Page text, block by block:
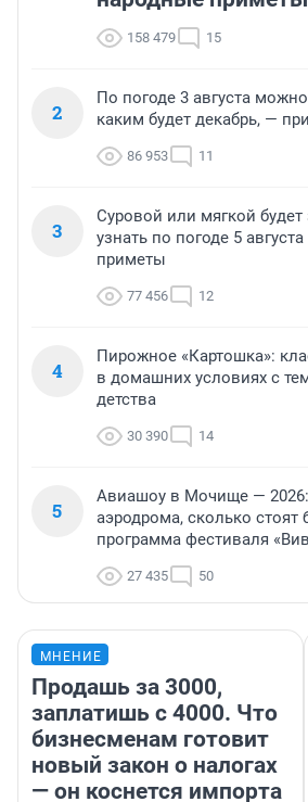
158 479 15
2
По погоде 3 августа
каким будет декабрь, —
86 953 11
3
Суровой или мягкой
узнать по погоде 5
приметы
77 456 12
4
Пирожное «Картошка»:
в домашних условиях с
детства
30 390 14
5
Авиашоу в Мочище — 2026:
аэродрома, сколько стоят
программа фестиваля
27 435 50
МНЕНИЕ
Продашь за 3000,
заплатишь с 4000. Что
бизнесменам готовит
новый закон о налогах
— он коснется импорта